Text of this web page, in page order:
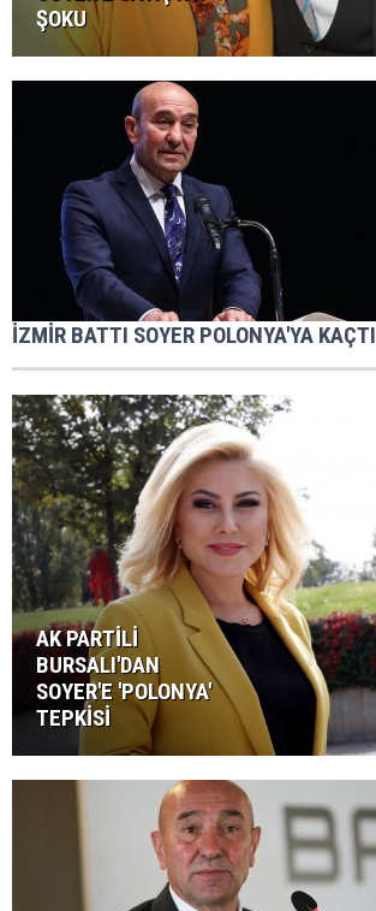
ŞOKU
İZMİR BATTI SOYER POLONYA'YA KAÇTI
AK PARTİLİ
BURSALI'DAN
SOYER'E 'POLONYA'
TEPKİSİ